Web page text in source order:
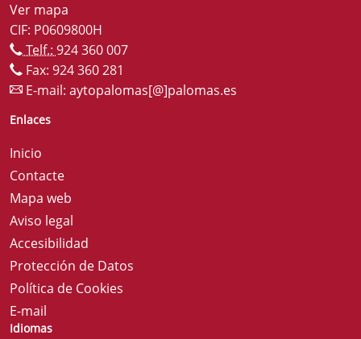
Ver mapa
CIF: P0609800H
Telf.: 924 360 007
Fax: 924 360 281
E-mail: aytopalomas[@]palomas.es
Enlaces
Inicio
Contacte
Mapa web
Aviso legal
Accesibilidad
Protección de Datos
Política de Cookies
E-mail
Idiomas